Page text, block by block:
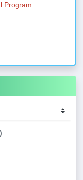
Program